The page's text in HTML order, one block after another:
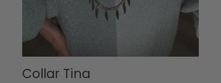
Collar Tina